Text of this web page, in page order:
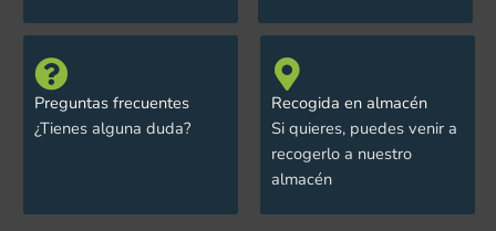
Preguntas frecuentes
¿Tienes alguna duda?
Recogida en almacén
Si quieres, puedes venir a
recogerlo a nuestro
almacén